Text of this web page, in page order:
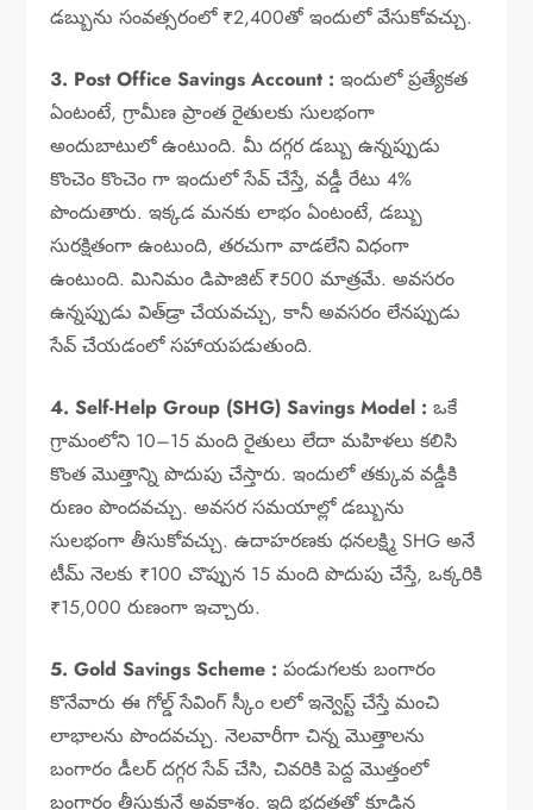
డబ్బును సంవత్సరంలో ₹2,400తో ఇందులో వేసుకోవచ్చు.
3. Post Office Savings Account : ఇందులో ప్రత్యేకత
ఏంటంటే, గ్రామీణ ప్రాంత రైతులకు సులభంగా
అందుబాటులో ఉంటుంది. మీ దగ్గర డబ్బు ఉన్నప్పుడు
కొంచెం కొంచెం గా ఇందులో సేవ్ చేస్తే, వడ్డీ రేటు 4%
పొందుతారు. ఇక్కడ మనకు లాభం ఏంటంటే, డబ్బు
సురక్షితంగా ఉంటుంది, తరచుగా వాడలేని విధంగా
ఉంటుంది. మినిమం డిపాజిట్ ₹500 మాత్రమే. అవసరం
ఉన్నప్పుడు విత్‌డ్రా చేయవచ్చు, కానీ అవసరం లేనప్పుడు
సేవ్ చేయడంలో సహాయపడుతుంది.
4. Self-Help Group (SHG) Savings Model : ఒకే
గ్రామంలోని 10–15 మంది రైతులు లేదా మహిళలు కలిసి
కొంత మొత్తాన్ని పొదుపు చేస్తారు. ఇందులో తక్కువ వడ్డీకి
రుణం పొందవచ్చు. అవసర సమయాల్లో డబ్బును
సులభంగా తీసుకోవచ్చు. ఉదాహరణకు ధనలక్ష్మి SHG అనే
టీమ్ నెలకు ₹100 చొప్పున 15 మంది పొదుపు చేస్తే, ఒక్కరికి
₹15,000 రుణంగా ఇచ్చారు.
5. Gold Savings Scheme : పండుగలకు బంగారం
కొనేవారు ఈ గోల్డ్ సేవింగ్ స్కీం లలో ఇన్వెస్ట్ చేస్తే మంచి
లాభాలను పొందవచ్చు. నెలవారీగా చిన్న మొత్తాలను
బంగారం డీలర్ దగ్గర సేవ్ చేసి, చివరికి పెద్ద మొత్తంలో
బంగారం తీసుకునే అవకాశం. ఇది భద్రతతో కూడిన